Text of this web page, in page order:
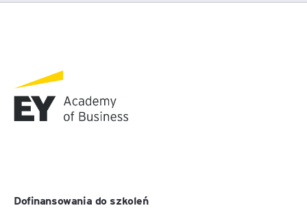
Dofinansowania do szkoleń